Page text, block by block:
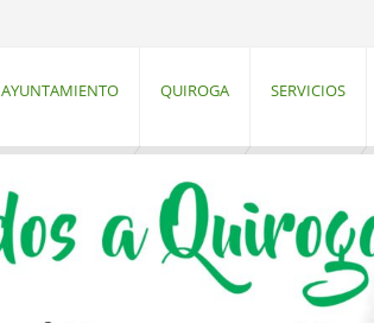
AYUNTAMIENTO QUIROGA SERVICIOS